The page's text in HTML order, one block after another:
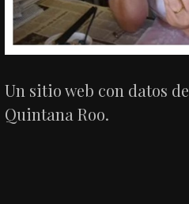
Un sitio web con datos
Quintana Roo.